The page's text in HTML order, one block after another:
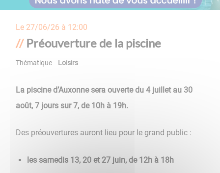
Le 27/06/26 à 12:00
Préouverture de la piscine
Thématique Loisirs
La piscine d’Auxonne sera ouverte du 4 juillet au 30
août, 7 jours sur 7, de 10h à 19h.
Des préouvertures auront lieu pour le grand public :
les samedis 13, 20 et 27 juin, de 12h à 18h